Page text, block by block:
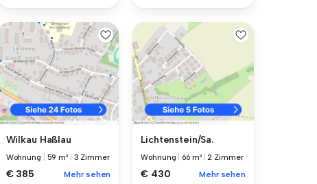
Wilkau Haßlau
Wohnung 59 m² 3 Zimmer
€ 385 Mehr sehen
Lichtenstein/Sa.
Wohnung 66 m² |2 Zimmer
€ 430 Mehr sehen